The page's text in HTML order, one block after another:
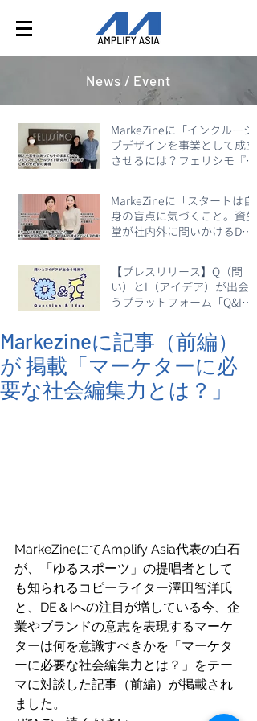
News / Event
MarkeZineに「インクルーシ
ブデザインを事業として成立
させるには？フェリシモ『オ
MarkeZineに「スタートは自
身の盲点に気づくこと。資生
堂が社内外に問いかけるDE&I
【プレスリリース】Q（問
い）とI（アイデア）が出会
うプラットフォーム「Q&I」
Markezineに記事（前編）
が 掲載「マーケターに必
要な社会編集力とは？」
MarkeZineにてAmplify Asia代表の白石
が、「ゆるスポーツ」の提唱者として
も知られるコピーライター澤田智洋氏
と、DE＆Iへの注目が増している今、企
業やブランドの意志を表現するマーケ
ターは何を意識すべきかを「マーケタ
ーに必要な社会編集力とは？」をテー
マに対談した記事（前編）が掲載され
ました。